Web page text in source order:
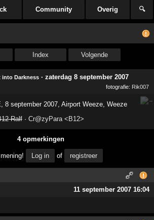
Community Overig 🔍
Index Volgende
into Darkness ·zaterdag 8 september 2007
fotografie: Rik007
Ralf · Cr@zyPara <B12>
4 opmerkingen
Log in of registreer
11 september 2007 16:04